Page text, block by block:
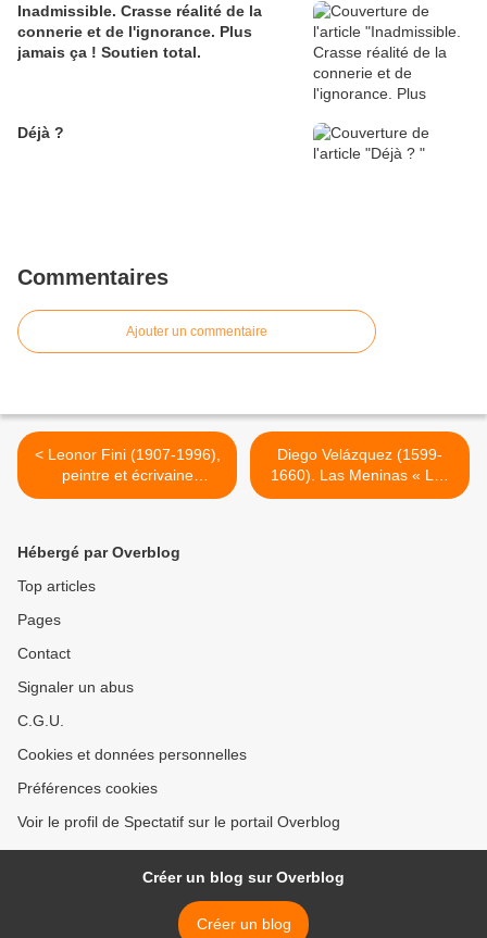
Inadmissible. Crasse réalité de la
connerie et de l'ignorance. Plus
jamais ça ! Soutien total.
Déjà ?
Commentaires
Ajouter un commentaire
< Leonor Fini (1907-1996),
peintre et écrivaine
française. ’’ Vesper
Diego Velázquez (1599-
1660). Las Meninas « Les
Ménines », huile sur toile,
Hébergé par Overblog
Top articles
Pages
Contact
Signaler un abus
C.G.U.
Cookies et données personnelles
Préférences cookies
Voir le profil de Spectatif sur le portail Overblog
Créer un blog sur Overblog
Créer un blog